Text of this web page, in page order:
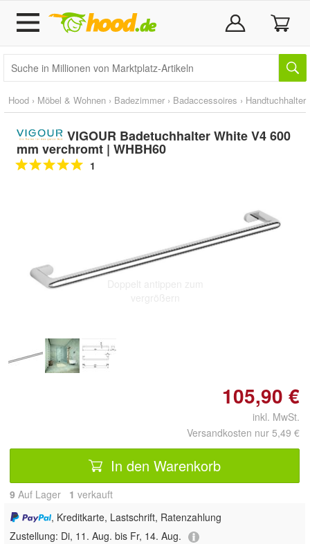
Hood › Möbel & Wohnen › Badezimmer › Badaccessoires › Handtuchhalter
VIGOUR Badetuchhalter White V4 600
mm verchromt | WHBH60
1
105,90 €
inkl. MwSt.
Versandkosten nur 5,49 €
In den Warenkorb
9 Auf Lager 1 verkauft
, Kreditkarte, Lastschrift, Ratenzahlung
Zustellung: Di, 11. Aug. bis Fr, 14. Aug.